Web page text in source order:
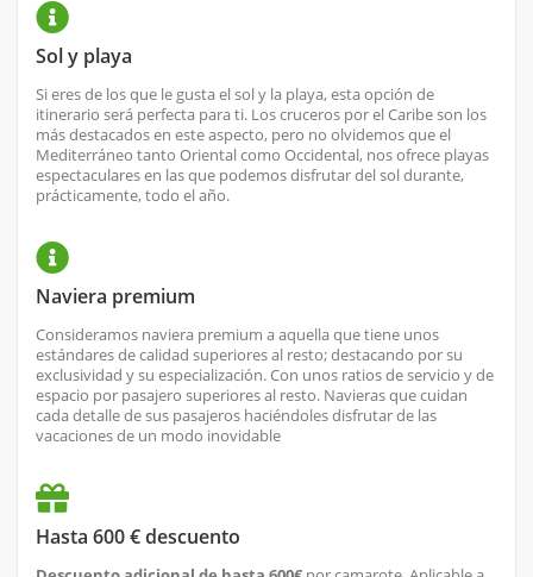
Sol y playa
Si eres de los que le gusta el sol y la playa, esta opción de
itinerario será perfecta para ti. Los cruceros por el Caribe son los
más destacados en este aspecto, pero no olvidemos que el
Mediterráneo tanto Oriental como Occidental, nos ofrece playas
espectaculares en las que podemos disfrutar del sol durante,
prácticamente, todo el año.
Naviera premium
Consideramos naviera premium a aquella que tiene unos
estándares de calidad superiores al resto; destacando por su
exclusividad y su especialización. Con unos ratios de servicio y de
espacio por pasajero superiores al resto. Navieras que cuidan
cada detalle de sus pasajeros haciéndoles disfrutar de las
vacaciones de un modo inovidable
Hasta 600 € descuento